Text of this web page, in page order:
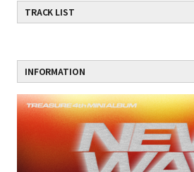
TRACK LIST
INFORMATION